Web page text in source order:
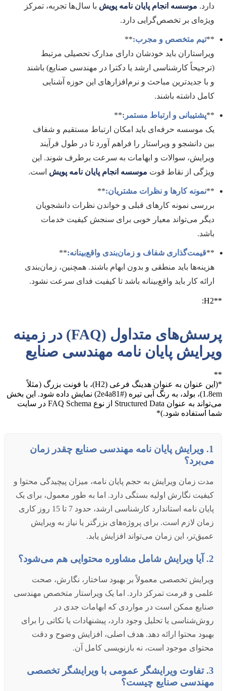
دارد. موسسه انجام پایان نامه پویش با سال‌ها تجربه، تمرکز
ویژه‌ای بر تخصص‌گرایی دارد.
**تیم متخصص و مجرب:**
ویراستاران باید خودشان دارای مدارک تحصیلی مرتبط
(ترجیحاً کارشناسی ارشد یا دکترا در مهندسی صنایع) باشند
و با جدیدترین مباحث و نرم‌افزارهای این حوزه آشنایی
کامل داشته باشند.
**پشتیبانی و ارتباط مستمر:**
یک موسسه حرفه‌ای باید امکان ارتباط مستقیم و شفاف
بین دانشجو و ویراستار را فراهم آورد تا در طول فرآیند
ویرایش، سوالات و ابهامات به سرعت برطرف شوند. این
ویژگی از نقاط قوت موسسه انجام پایان نامه پویش است.
**نمونه کارها و نظرات مشتریان:**
بررسی نمونه کارهای قبلی و خواندن نظرات دانشجویان
دیگر می‌تواند معیار خوبی برای سنجش کیفیت خدمات
باشد.
**قیمت‌گذاری شفاف و زمان‌بندی واقع‌بینانه:**
هزینه‌ها باید منطقی و بدون ابهام باشند. همچنین، زمان‌بندی
ارائه کار باید واقع‌بینانه باشد تا کیفیت فدای سرعت نشود.
**H2:
پرسش‌های متداول (FAQ) در زمینه
ویرایش پایان نامه مهندسی صنایع
**
*(این عنوان به عنوان هدینگ فرعی (H2)، با فونت بزرگ (مثلاً
1.8em)، بولد، به رنگ آبی تیره (#2e4a81) نمایش داده شود. این بخش
می‌تواند به عنوان Structured Data از نوع FAQ Schema در سایت
شما استفاده شود.)*
1. ویرایش پایان نامه مهندسی صنایع چقدر زمان
می‌برد؟
مدت زمان ویرایش به حجم پایان نامه، میزان پیچیدگی محتوا و
کیفیت نگارش اولیه بستگی دارد. اما به طور معمول، برای یک
پایان نامه استاندارد کارشناسی ارشد، حدود 7 تا 15 روز کاری
زمان لازم است. برای پروژه‌های بزرگتر یا نیاز به ویرایش
عمیق‌تر، این زمان می‌تواند افزایش یابد.
2. آیا ویرایش شامل مشاوره محتوایی هم می‌شود؟
ویرایش تخصصی معمولاً بر بهبود ساختار، نگارش، صحت
علمی و فرمت تمرکز دارد. اما یک ویراستار متخصص مهندسی
صنایع ممکن است در مواردی که ابهامات جدی در
روش‌شناسی یا تحلیل وجود دارد، پیشنهادات یا نکاتی را برای
بهبود محتوا ارائه دهد. هدف اصلی، افزایش وضوح و دقت
محتوای موجود است، نه بازنویسی کامل آن.
3. تفاوت ویرایشگر عمومی با ویرایشگر تخصصی
مهندسی صنایع چیست؟